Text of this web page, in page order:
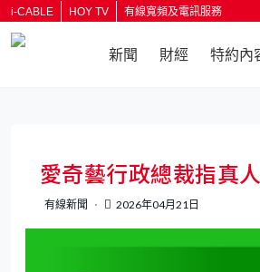
i-CABLE HOY TV 有線寬頻及電訊服務
新聞 財經 特約內
愛奇藝行政總裁指真
有線新聞 2026年04月21日